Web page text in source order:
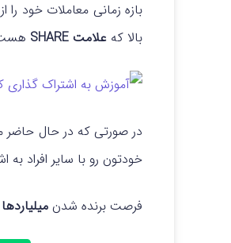
بازه زمانی معاملات خود را
بالا که علامت SHARE
در صورتی که در حال حاضر
خودتون رو با سایر افراد به
فرصت برنده شدن